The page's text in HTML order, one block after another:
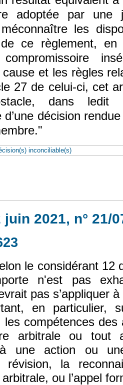
adoptée par une
les
ce règlement, en
compromissoire
cause et les règles
27 de celui-ci, cet
dans
d’une décision
inconciliable(s)
juin 2021, n° 21/
le considérant 12
n'est pas
pas s’appliquer
en particulier,
les compétences des
arbitrale ou
une action ou
révision, la
arbitrale, ou l’appel